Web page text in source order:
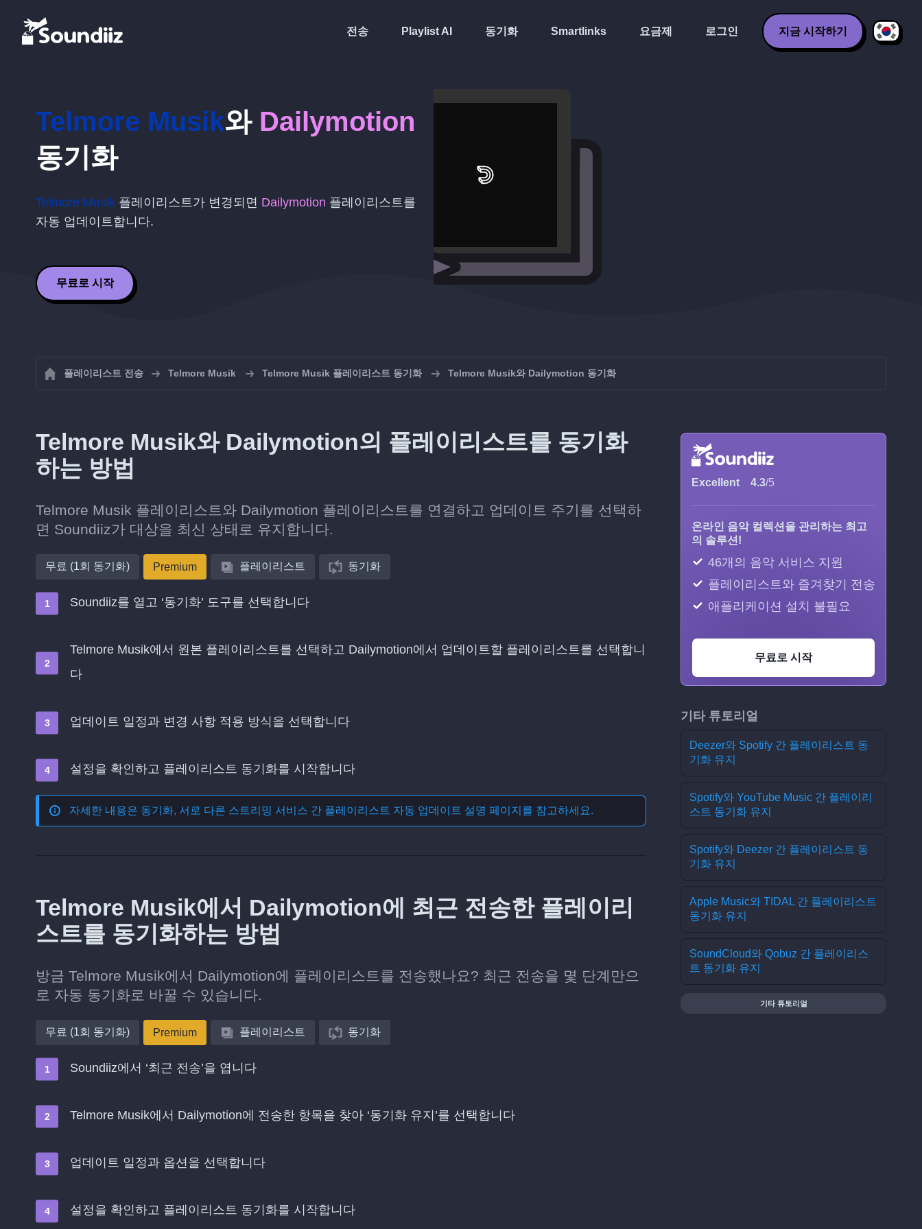
전송 Playlist AI 동기화 Smartlinks 요금제 로그인 지금 시작하기
Telmore Musik와 Dailymotion
동기화
Telmore Musik 플레이리스트가 변경되면 Dailymotion 플레이리스트를
자동 업데이트합니다.
무료로 시작
플레이리스트 전송 Telmore Musik Telmore Musik 플레이리스트 동기화 Telmore Musik와 Dailymotion 동기화
Telmore Musik와 Dailymotion의 플레이리스트를 동기화
하는 방법
Telmore Musik 플레이리스트와 Dailymotion 플레이리스트를 연결하고 업데이트 주기를 선택하
면 Soundiiz가 대상을 최신 상태로 유지합니다.
무료 (1회 동기화) Premium 플레이리스트 동기화
Soundiiz를 열고 ‘동기화’ 도구를 선택합니다
Telmore Musik에서 원본 플레이리스트를 선택하고 Dailymotion에서 업데이트할 플레이리스트를 선택합니
다
업데이트 일정과 변경 사항 적용 방식을 선택합니다
설정을 확인하고 플레이리스트 동기화를 시작합니다
자세한 내용은 동기화, 서로 다른 스트리밍 서비스 간 플레이리스트 자동 업데이트 설명 페이지를 참고하세요.
Telmore Musik에서 Dailymotion에 최근 전송한 플레이리
스트를 동기화하는 방법
방금 Telmore Musik에서 Dailymotion에 플레이리스트를 전송했나요? 최근 전송을 몇 단계만으
로 자동 동기화로 바꿀 수 있습니다.
무료 (1회 동기화) Premium 플레이리스트 동기화
Soundiiz에서 ‘최근 전송’을 엽니다
Telmore Musik에서 Dailymotion에 전송한 항목을 찾아 ‘동기화 유지’를 선택합니다
업데이트 일정과 옵션을 선택합니다
설정을 확인하고 플레이리스트 동기화를 시작합니다
Excellent 4.3/5
온라인 음악 컬렉션을 관리하는 최고
의 솔루션!
46개의 음악 서비스 지원
플레이리스트와 즐겨찾기 전송
애플리케이션 설치 불필요
무료로 시작
기타 튜토리얼
Deezer와 Spotify 간 플레이리스트 동
기화 유지
Spotify와 YouTube Music 간 플레이리
스트 동기화 유지
Spotify와 Deezer 간 플레이리스트 동
기화 유지
Apple Music와 TIDAL 간 플레이리스트
동기화 유지
SoundCloud와 Qobuz 간 플레이리스
트 동기화 유지
기타 튜토리얼